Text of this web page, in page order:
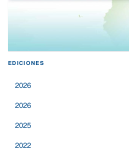
EDICIONES
2026
2026
2025
2022